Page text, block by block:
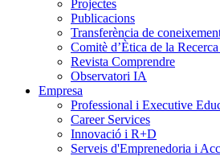
Projectes
Publicacions
Transferència de
Comitè d’Ètica de la
Revista Comprendre
Observatori IA
Empresa
Professional i Executive
Career Services
Innovació i R+D
Serveis d'Emprenedoria i